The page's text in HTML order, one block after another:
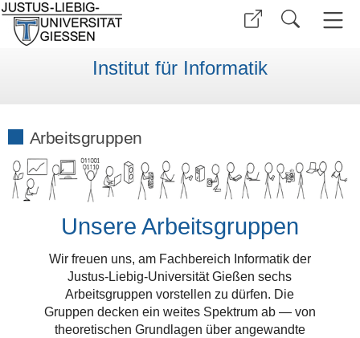
Institut für Informatik
Arbeitsgruppen
Unsere Arbeitsgruppen
Wir freuen uns, am Fachbereich Informatik der
Justus-Liebig-Universität Gießen sechs
Arbeitsgruppen vorstellen zu dürfen. Die
Gruppen decken ein weites Spektrum ab — von
theoretischen Grundlagen über angewandte